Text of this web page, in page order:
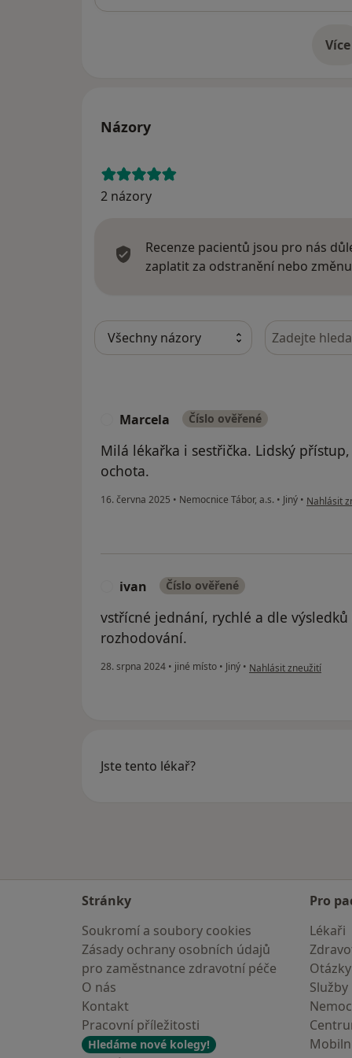
Více
o
Názory
2 názory
Recenze pacientů jsou pro nás
zaplatit za odstranění nebo
Hledejte v
Marcela Číslo ověřené
Milá lékařka i sestřička. Lidský
ochota.
16. června 2025 • Nemocnice Tábor, a.s. • Jiný • podle
Nahlásit
ivan Číslo ověřené
vstřícné jednání, rychlé a dle
rozhodování.
28. srpna 2024 • jiné místo • Jiný • podle názoru uživatele
Nahlásit zneužití
Jste tento lékař?
Stránky
Soukromí a soubory cookies
Zásady ochrany osobních údajů
pro zaměstnance zdravotní péče
O nás
Kontakt
Pracovní příležitosti
Hledáme nové kolegy!
Pro
Lékaři
Služby